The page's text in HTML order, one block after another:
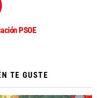
PSOE
TE GUSTE